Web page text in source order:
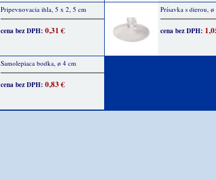
Pripevnovacia ihla, 5 x 2, 5 cm
cena bez DPH: 0,31 €
Prísavka s dierou,
cena bez DPH:
Samolepiaca bodka, ø 4 cm
cena bez DPH: 0,83 €